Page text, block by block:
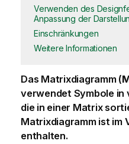
Verwenden des
Anpassung der
Einschränkungen
Weitere Informationen
Das Matrixdiagramm (
verwendet Symbole in
die in einer Matrix
Matrixdiagramm ist im
enthalten.